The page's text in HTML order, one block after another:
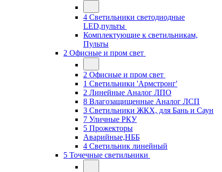
4 Светильники светодиодные
LED,пульты
Комплектующие к светильникам,
Пульты
2 Офисные и пром свет
2 Офисные и пром свет
1 Светильники 'Армстронг'
2 Линейные Аналог ЛПО
8 Влагозащищенные Аналог ЛСП
3 Светильники ЖКХ, для Бань и Саун
7 Уличные РКУ
5 Прожекторы
Аварийные,НББ
4 Светильник линейный
5 Точечные светильники